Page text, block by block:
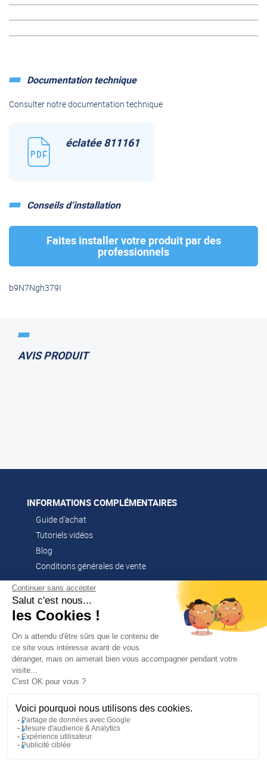
Continuer sans accepter
Salut c'est nous...
les Cookies !
On a attendu d'être sûrs que le contenu de
ce site vous intéresse avant de vous
déranger, mais on aimerait bien vous accompagner pendant votre
visite...
C'est OK pour vous ?
Voici pourquoi nous utilisons des cookies.
Partage de données avec Google
Mesure d'audience & Analytics
Expérience utilisateur
Publicité ciblée
Documentation technique
Consulter notre documentation technique
éclatée 811161
Conseils d’installation
Faites installer votre produit par des
professionnels
b9N7Ngh379I
AVIS PRODUIT
INFORMATIONS COMPLÉMENTAIRES
Guide d'achat
Tutoriels vidéos
Blog
Conditions générales de vente
CONTACT
02 51 52 26 57
contacts@franssen-loisirs.fr
NOS MARQUES PARTENAIRES
Altago
Multi-Mover
PROFITEZ DE -5 %
vous abonnant à notre newsletter !